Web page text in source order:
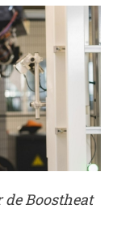
de Boostheat